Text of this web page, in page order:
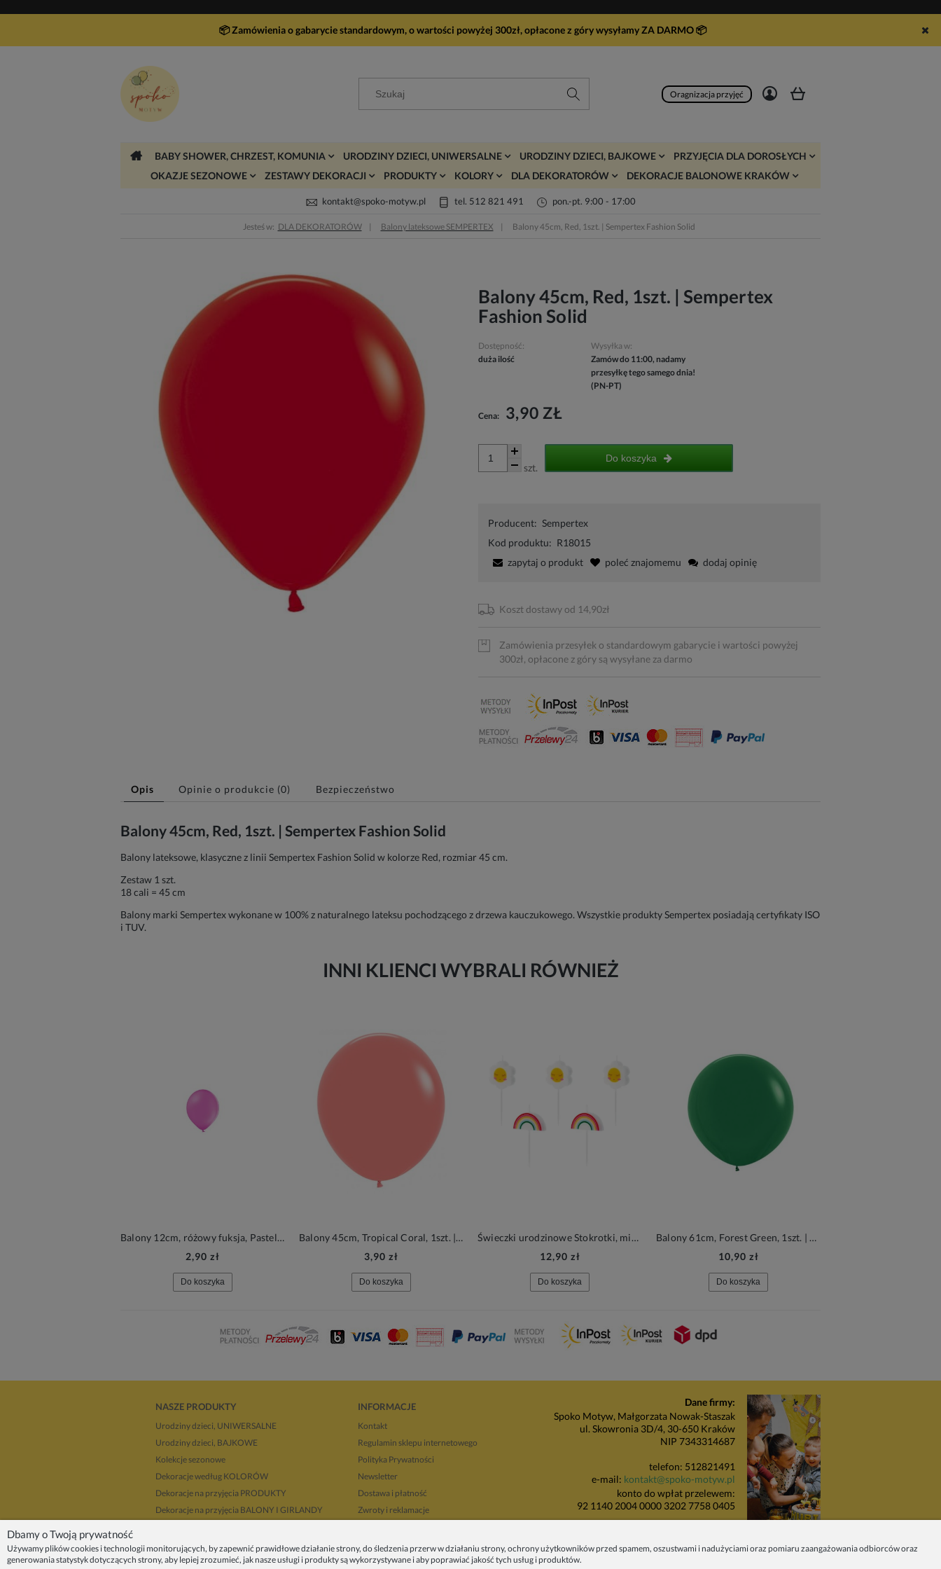
📦 Zamówienia o gabarycie standardowym, o wartości powyżej 300zł, opłacone z góry wysyłamy ZA DARMO📦
Oragnizacja przyjęć
BABY SHOWER, CHRZEST, KOMUNIA URODZINY DZIECI, UNIWERSALNE URODZINY DZIECI, BAJKOWE
PRZYJĘCIA DLA DOROSŁYCH
OKAZJE SEZONOWE
ZESTAWY DEKORACJI PRODUKTY KOLORY DLA DEKORATORÓW DEKORACJE BALONOWE KRAKÓW
kontakt@spoko-motyw.pl tel. 512 821 491 pon.-pt. 9:00 - 17:00
Jesteś w: DLA DEKORATORÓW Balony lateksowe SEMPERTEX Balony 45cm, Red, 1szt. | Sempertex Fashion Solid
Balony 45cm, Red, 1szt. | Sempertex
Fashion Solid
Dostępność:
duża ilość
Wysyłka w:
Zamów do 11:00, nadamy
przesyłkę tego samego dnia!
(PN-PT)
Cena: 3,90 ZŁ
szt.
Do koszyka
Producent: Sempertex
Kod produktu: R18015
zapytaj o produkt
poleć znajomemu dodaj opinię
Koszt dostawy od 14,90zł
Zamówienia przesyłek o standardowym gabarycie i wartości powyżej
300zł, opłacone z góry są wysyłane za darmo
Opis Opinie o produkcie (0) Bezpieczeństwo
Balony 45cm, Red, 1szt. | Sempertex Fashion Solid
Balony lateksowe, klasyczne z linii Sempertex Fashion Solid w kolorze Red, rozmiar 45 cm.
Zestaw 1 szt.
18 cali = 45 cm
Balony marki Sempertex wykonane w 100% z naturalnego lateksu pochodzącego z drzewa kauczukowego. Wszystkie produkty Sempertex posiadają certyfikaty ISO
i TUV.
INNI KLIENCI WYBRALI RÓWNIEŻ
Balony 12cm, różowy fuksja, Pastel Fuchsia, 6szt.| PartyDeco Strong Balloons
2,90 zł
Do koszyka
Balony 45cm, Tropical Coral, 1szt. | Sempertex Fashion Solid
3,90 zł
Do koszyka
Świeczki urodzinowe Stokrotki, mix kolorów
12,90 zł
Do koszyka
Balony 61cm, Forest Green, 1szt. | Sempertex Fashion Solid
10,90 zł
Do koszyka
NASZE PRODUKTY
Urodziny dzieci, UNIWERSALNE
Urodziny dzieci, BAJKOWE
Kolekcje sezonowe
Dekoracje według KOLORÓW
Dekoracje na przyjęcia PRODUKTY
Dekoracje na przyjęcia BALONY I GIRLANDY
Upominki i prezenty
Dekoracje balonowe KRAKÓW
INFORMACJE
Kontakt
Regulamin sklepu internetowego
Polityka Prywatności
Newsletter
Dostawa i płatność
Zwroty i reklamacje
Regulaminy promocji
Dane firmy:
Spoko Motyw, Małgorzata Nowak-Staszak
ul. Skowronia 3D/4, 30-650 Kraków
NIP 7343314687
telefon: 512821491
e-mail: kontakt@spoko-motyw.pl
konto do wpłat przelewem:
92 1140 2004 0000 3202 7758 0405
Pracownia Spoko Motyw
ul. Wadowicka 8i (za szlabanem, wejście z
Dbamy o Twoją prywatność
Używamy plików cookies i technologii monitorujących, by zapewnić prawidłowe działanie strony, do śledzenia przerw w działaniu strony, ochrony użytkowników przed spamem, oszustwami i nadużyciami oraz pomiaru zaangażowania odbiorców oraz
generowania statystyk dotyczących strony, aby lepiej zrozumieć, jak nasze usługi i produkty są wykorzystywane i aby poprawiać jakość tych usług i produktów.